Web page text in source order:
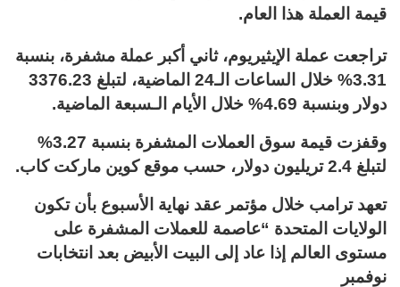
قيمة العملة هذا العام.
تراجعت عملة الإيثيريوم، ثاني أكبر عملة مشفرة، بنسبة
3.31% خلال الساعات الـ24 الماضية، لتبلغ 3376.23
دولار وبنسبة 4.69% خلال الأيام الـسبعة الماضية.
وقفزت قيمة سوق العملات المشفرة بنسبة 3.27%
لتبلغ 2.4 تريليون دولار، حسب موقع كوين ماركت كاب.
تعهد ترامب خلال مؤتمر عقد نهاية الأسبوع بأن تكون
الولايات المتحدة “عاصمة للعملات المشفرة على
مستوى العالم إذا عاد إلى البيت الأبيض بعد انتخابات
نوفمبر